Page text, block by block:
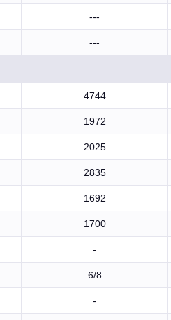
---
---
4744
1972
2025
2835
1692
1700
-
6/8
-